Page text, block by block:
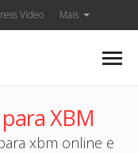
Video Mais
XBM
xbm online e